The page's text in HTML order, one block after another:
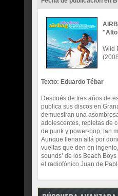
Wild
Texto: Eduardo Tébar
Después de tres años de
publica sus discos en
demuestran una
adolescentes, repletas de
de punk y power-pop, tan
Aunque llenan allá por
vueltas que den en
sounds’ de los Beach
el radiofónico Juan de